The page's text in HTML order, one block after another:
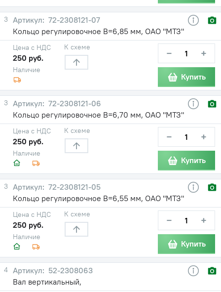
3
72-2308121-07
Кольцо регулировочное В=6,85 мм, ОАО "МТЗ"
Наличие
Цена с НДС
250 руб.
К схеме − +
Купить
3
72-2308121-06
Кольцо регулировочное В=6,70 мм, ОАО "МТЗ"
Наличие
Цена с НДС
250 руб.
К схеме − +
Купить
3
72-2308121-05
Кольцо регулировочное В=6,55 мм, ОАО "МТЗ"
Наличие
Цена с НДС
250 руб.
К схеме − +
Купить
4
52-2308063
Вал вертикальный,